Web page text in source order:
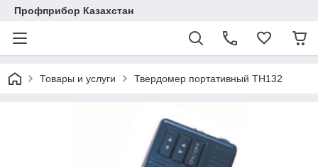
Профприбор Казахстан
Товары и услуги Твердомер портативный TH132